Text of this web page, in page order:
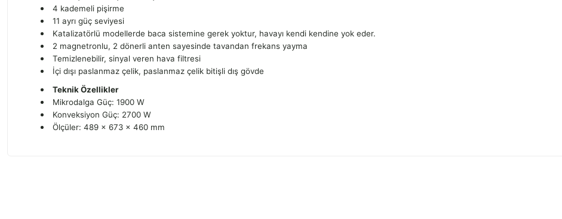
4 kademeli pişirme
11 ayrı güç seviyesi
Katalizatörlü modellerde baca sistemine gerek yoktur, havayı kendi kendine yok eder.
2 magnetronlu, 2 dönerli anten sayesinde tavandan frekans yayma
Temizlenebilir, sinyal veren hava filtresi
İçi dışı paslanmaz çelik, paslanmaz çelik bitişli dış gövde
Teknik Özellikler
Mikrodalga Güç: 1900 W
Konveksiyon Güç: 2700 W
Ölçüler: 489 x 673 x 460 mm